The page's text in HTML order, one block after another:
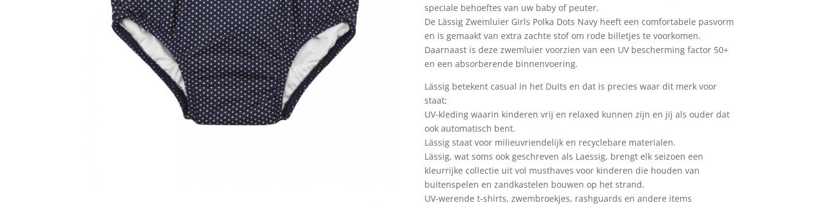
speciale behoeftes van uw baby of peuter.
De Lässig Zwemluier Girls Polka Dots Navy heeft een comfortabele pasvorm
en is gemaakt van extra zachte stof om rode billetjes te voorkomen.
Daarnaast is deze zwemluier voorzien van een UV bescherming factor 50+
en een absorberende binnenvoering.
Lässig betekent casual in het Duits en dat is precies waar dit merk voor
staat;
UV-kleding waarin kinderen vrij en relaxed kunnen zijn en jij als ouder dat
ook automatisch bent.
Lässig staat voor milieuvriendelijk en recyclebare materialen.
Lässig, wat soms ook geschreven als Laessig, brengt elk seizoen een
kleurrijke collectie uit vol musthaves voor kinderen die houden van
buitenspelen en zandkastelen bouwen op het strand.
UV-werende t-shirts, zwembroekjes, rashguards en andere items